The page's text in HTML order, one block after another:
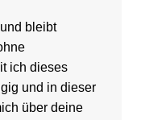
bleibt
ich dieses
und in dieser
über deine